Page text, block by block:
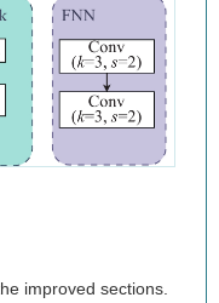
improved sections.